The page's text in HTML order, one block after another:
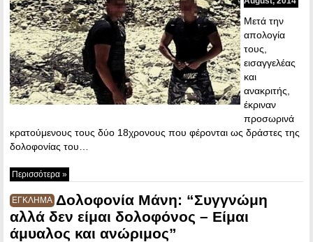
Μετά την
απολογία
τους,
εισαγγελέας
και
ανακριτής,
έκριναν
προσωρινά
κρατούμενους τους δύο 18χρονους που φέρονται ως δράστες της
δολοφονίας του…
Περισσότερα »
ΕΓΚΛΗΜΑ Δολοφονία Μάνη: “Συγγνώμη
αλλά δεν είμαι δολοφόνος – Είμαι
άμυαλος και ανώριμος”